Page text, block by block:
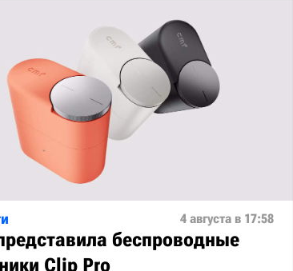
4 августа в 17:58
беспроводные
Clip Pro